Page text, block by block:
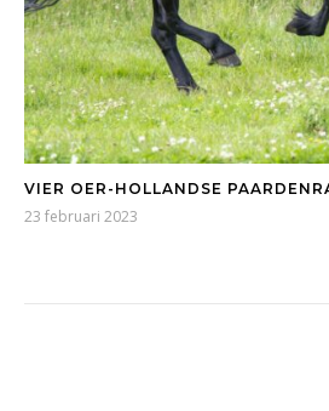
VIER OER-HOLLANDSE
23 februari 2023